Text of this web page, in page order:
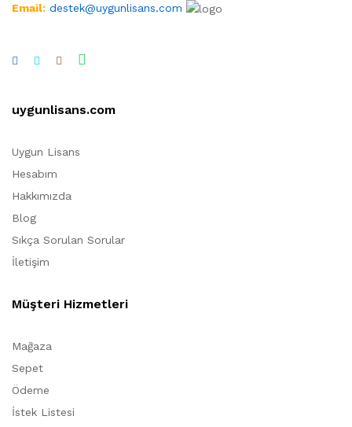
Email: destek@uygunlisans.com
uygunlisans.com
Uygun Lisans
Hesabım
Hakkımızda
Blog
Sıkça Sorulan Sorular
İletişim
Müşteri Hizmetleri
Mağaza
Sepet
Ödeme
İstek Listesi